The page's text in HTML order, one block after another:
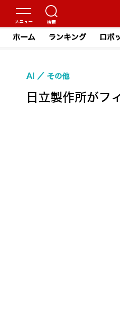
ホーム ランキング ロボ
日立製作所がフ
AI その他